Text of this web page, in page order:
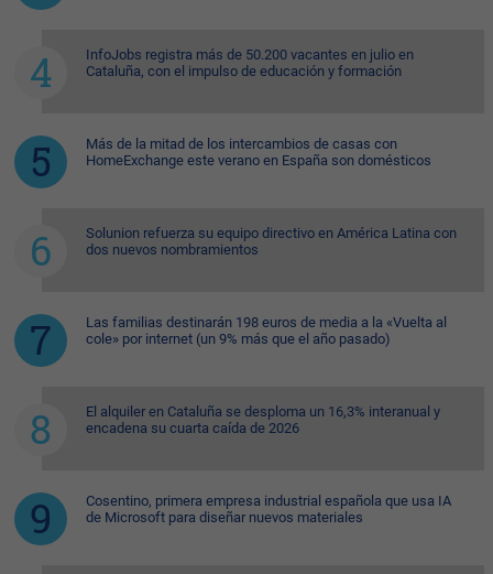
InfoJobs registra más de 50.200 vacantes en julio en
Cataluña, con el impulso de educación y formación
Más de la mitad de los intercambios de casas con
HomeExchange este verano en España son domésticos
Solunion refuerza su equipo directivo en América Latina con
dos nuevos nombramientos
Las familias destinarán 198 euros de media a la «Vuelta al
cole» por internet (un 9% más que el año pasado)
El alquiler en Cataluña se desploma un 16,3% interanual y
encadena su cuarta caída de 2026
Cosentino, primera empresa industrial española que usa IA
de Microsoft para diseñar nuevos materiales